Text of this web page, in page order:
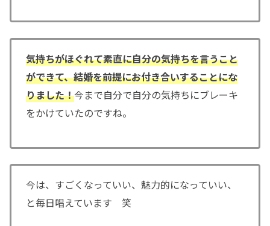
気持ちがほぐれて素直に自分の気持ちを言うこと
ができて、結婚を前提にお付き合いすることにな
りました！今まで自分で自分の気持ちにブレーキ
をかけていたのですね。
今は、すごくなっていい、魅力的になっていい、
と毎日唱えています 笑